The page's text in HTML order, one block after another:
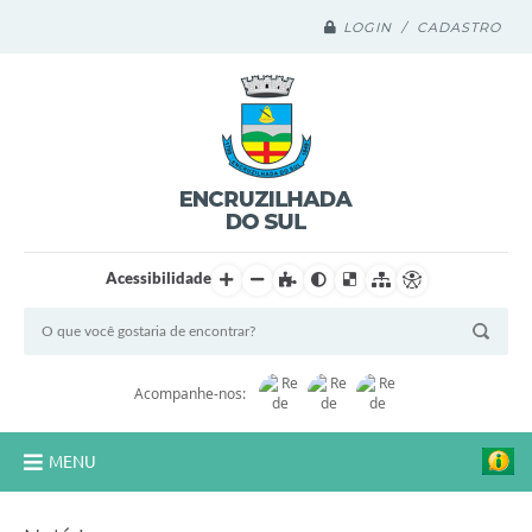
LOGIN / CADASTRO
Acessibilidade
Acompanhe-nos:
MENU